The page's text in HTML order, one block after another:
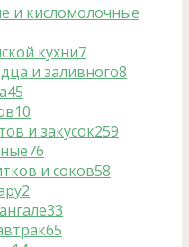
и кисломолочные
кухни7
и заливного8
45
10
и закусок259
76
и соков58
2
33
65